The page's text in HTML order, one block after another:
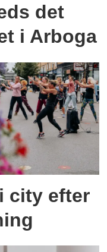
det
i Arboga
city efter